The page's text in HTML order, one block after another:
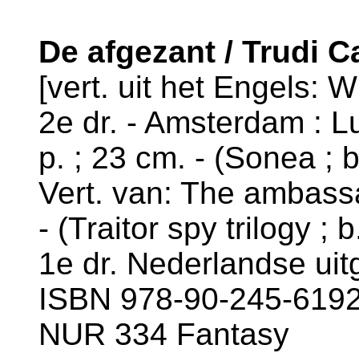
De afgezant / Trudi
[vert. uit het Engels:
2e dr. - Amsterdam :
p. ; 23 cm. - (Sonea ;
Vert. van: The
- (Traitor spy trilogy ;
1e dr. Nederlandse
ISBN 978-90-245-
NUR 334 Fantasy